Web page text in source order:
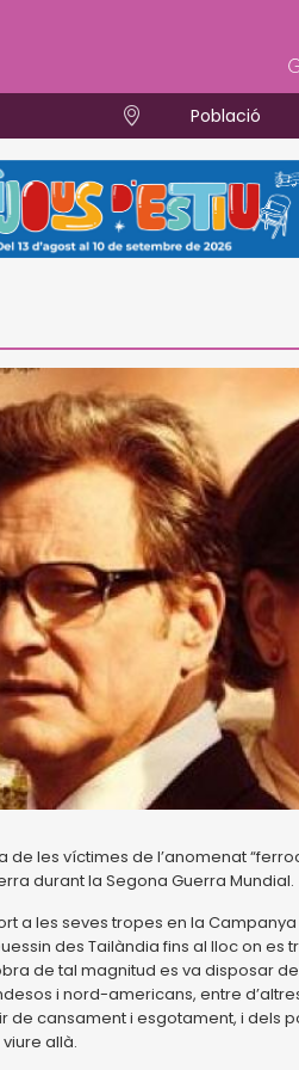
Població
de les víctimes de l’anomenat
durant la Segona Guerra Mundial.
a les seves tropes en la
des Tailàndia fins al lloc on es
de tal magnitud es va disposar
i nord-americans, entre
de cansament i esgotament, i dels
allà.